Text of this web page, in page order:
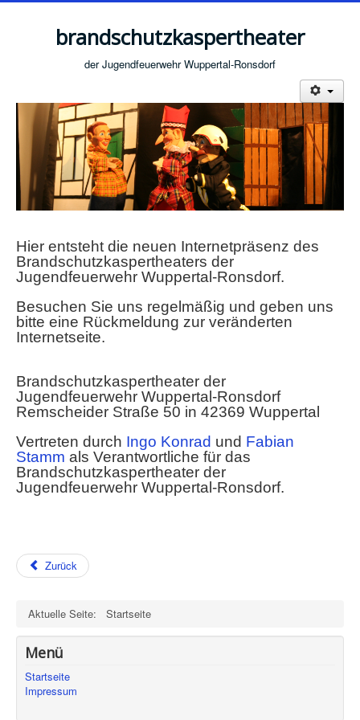
brandschutzkaspertheater
der Jugendfeuerwehr Wuppertal-Ronsdorf
Hier entsteht die neuen Internetpräsenz des
Brandschutzkaspertheaters der
Jugendfeuerwehr Wuppertal-Ronsdorf.
Besuchen Sie uns regelmäßig und geben uns
bitte eine Rückmeldung zur veränderten
Internetseite.
Brandschutzkaspertheater der
Jugendfeuerwehr Wuppertal-Ronsdorf
Remscheider Straße 50 in 42369 Wuppertal
Vertreten durch Ingo Konrad und Fabian
Stamm als Verantwortliche für das
Brandschutzkaspertheater der
Jugendfeuerwehr Wuppertal-Ronsdorf.
Zurück
Aktuelle Seite: Startseite
Menü
Startseite
Impressum